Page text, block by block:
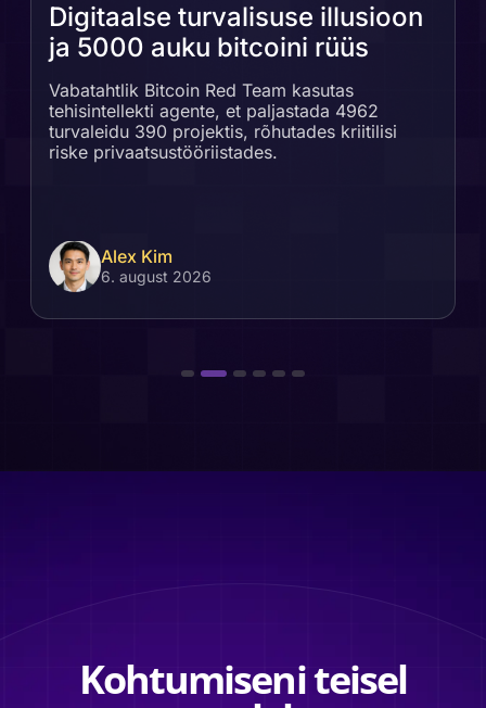
Digitaalse turvalisuse illusioon
ja 5000 auku bitcoini rüüs
Vabatahtlik Bitcoin Red Team kasutas
tehisintellekti agente, et paljastada 4962
turvaleidu 390 projektis, rõhutades kriitilisi
riske privaatsustööriistades.
Alex Kim
6. august 2026
Kohtumiseni teisel